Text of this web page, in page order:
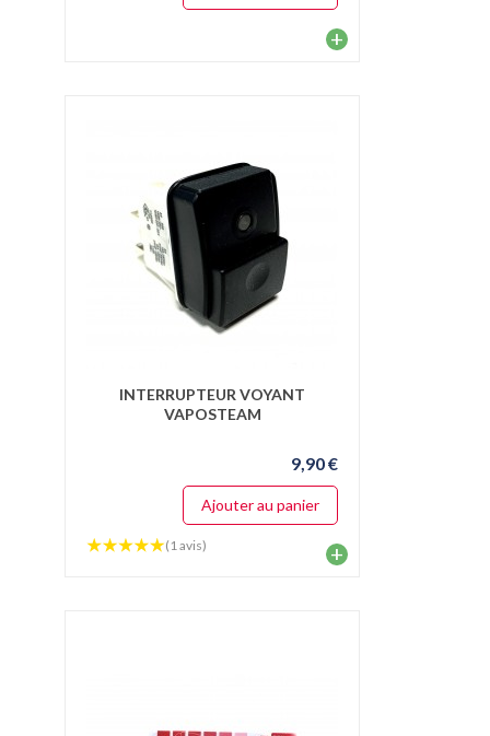
+
INTERRUPTEUR VOYANT
VAPOSTEAM
9,90 €
Ajouter au panier
(1 avis) +